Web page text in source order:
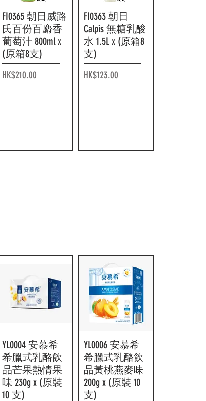
快速瀏覽
FI0365 朝日威路
氏百份百麝香
葡萄汁 800ml x
(原箱8支)
價格
HK$210.00
快速瀏覽
FI0363 朝日
Calpis 無糖乳酸
水 1.5L x (原箱8
支)
價格
HK$123.00
快速瀏覽
YL0004 安慕希
希臘式乳酪飲
品芒果熱情果
味 230g x (原裝
10 支)
快速瀏覽
YL0006 安慕希
希臘式乳酪飲
品黃桃燕麥味
200g x (原裝 10
支)